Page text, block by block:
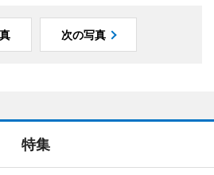
次の写真
特集